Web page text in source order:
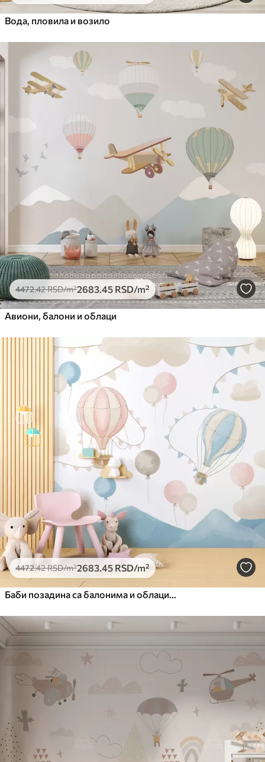
Вода, пловила и возило
4472.42RSD/m²2683 .45 RSD/m²
Авиони, балони и облаци
4472.42RSD/m²2683.45 RSD/m²
Баби позадина са балонима и облацима